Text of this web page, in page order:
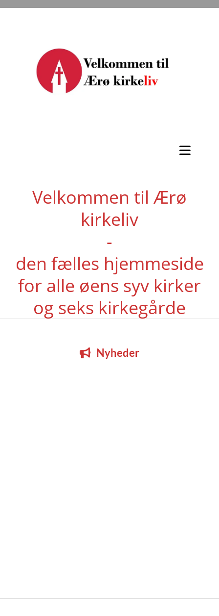
Velkommen til Ærø
kirkeliv
-
den fælles hjemmeside
for alle øens syv kirker
og seks kirkegårde
Nyheder